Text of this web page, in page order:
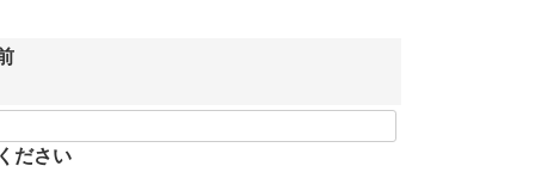
ださい